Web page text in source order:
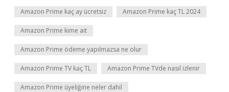
Amazon Prime kaç ay ücretsiz Amazon Prime kaç TL 2024
Amazon Prime kime ait
Amazon Prime ödeme yapılmazsa ne olur
Amazon Prime TV kaç TL Amazon Prime TVde nasıl izlenir
Amazon Prime üyeliğine neler dahil